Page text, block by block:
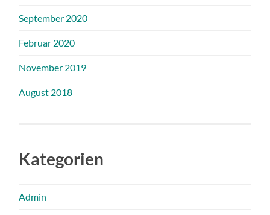
September 2020
Februar 2020
November 2019
August 2018
Kategorien
Admin